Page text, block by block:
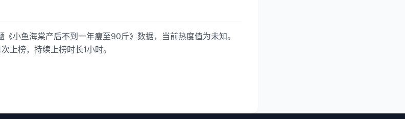
小鱼海棠产后不到一年瘦至90斤》数据，当前热度值为未知。
上榜，持续上榜时长1小时。